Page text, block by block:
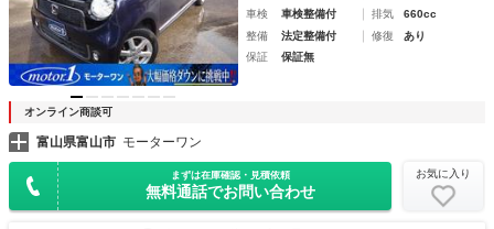
車検
車検整備付 排気
660cc
整備
法定整備付 修復
あり
保証
保証無
オンライン商談可
富山県富山市 モーターワン
まずは在庫確認・見積依頼
無料通話でお問い合わせ
お気に入り